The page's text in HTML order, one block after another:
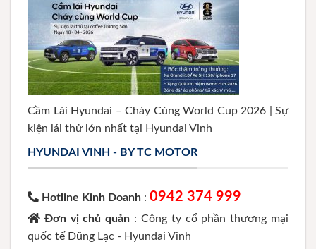
Cầm Lái Hyundai – Cháy Cùng World Cup 2026 | Sự
kiện lái thử lớn nhất tại Hyundai Vinh
HYUNDAI VINH - BY TC MOTOR
Hotline Kinh Doanh : 0942 374 999
Đơn vị chủ quản : Công ty cổ phần thương mại
quốc tế Dũng Lạc - Hyundai Vinh